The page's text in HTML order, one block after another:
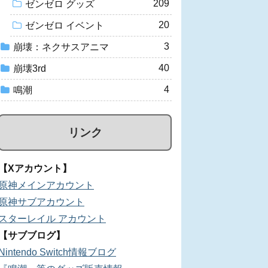
ゼンゼロ グッズ 209
ゼンゼロ イベント 20
崩壊：ネクサスアニマ 3
崩壊3rd 40
鳴潮 4
リンク
Xアカウント】
神メインアカウント
神サブアカウント
ターレイル アカウント
サブブログ】
Switch情報ブログ